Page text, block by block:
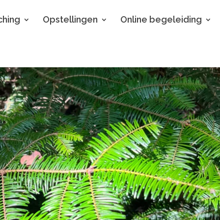
Opstellingen Online begeleiding